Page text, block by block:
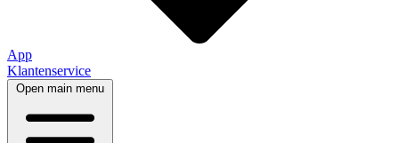
App
Klantenservice
Open main menu